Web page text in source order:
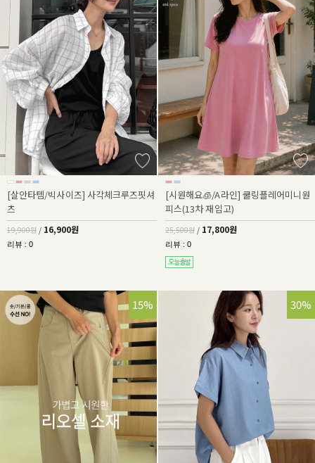
[살안타템/빅사이즈] 사각체크루즈핏셔
츠
19,900원 / 16,900원
리뷰 : 0
[시원해요🧊/A라인] 쿨링플레어미니원
피스(13차 재입고)
25,500원 / 17,800원
리뷰 : 0
32%
15% 36%
30%